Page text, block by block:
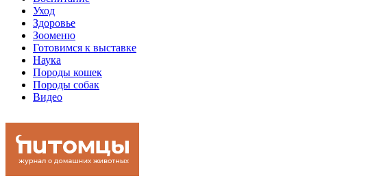
Уход
Здоровье
Зооменю
Готовимся к выставке
Наука
Породы кошек
Породы собак
Видео